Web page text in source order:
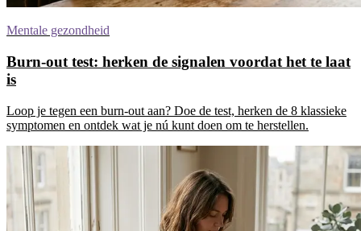
Mentale gezondheid
Burn-out test: herken de signalen voordat het te laat
is
Loop je tegen een burn-out aan? Doe de test, herken de 8 klassieke
symptomen en ontdek wat je nú kunt doen om te herstellen.